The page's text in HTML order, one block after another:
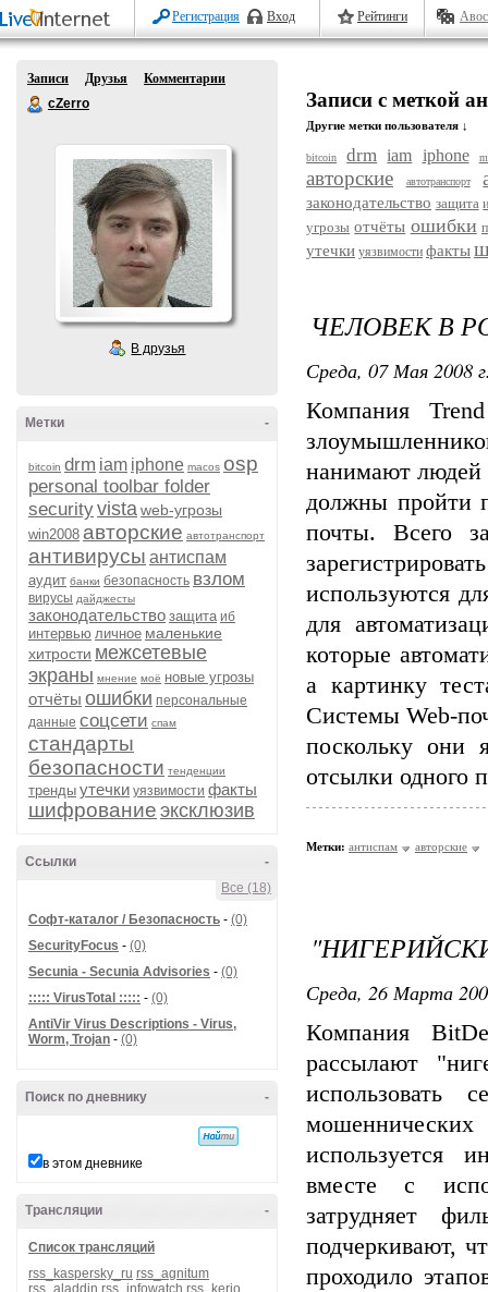
Регистрация Вход Рейтинги
Записи Друзья
Комментарии
cZerro
В друзья
-
Метки
bitcoin drm iam iphone macos osp
personal toolbar folder
securityvistaweb-угрозы
win2008 авторские автотранспорт
антивирусы антиспам
аудит банки безопасность взлом
вирусы дайджесты
законодательство защита иб
интервью личное маленькие
хитрости межсетевые
экраны мнение моё новые угрозы
отчёты ошибки персональные
данные соцсети спам
стандарты
безопасности тенденции
тренды утечки уязвимости факты
шифрование эксклюзив
-
Ссылки
Все (18)
Софт-каталог / Безопасность - (0)
SecurityFocus - (0)
Secunia - Secunia Advisories - (0)
::::: VirusTotal ::::: - (0)
AntiVir Virus Descriptions - Virus,
Worm, Trojan - (0)
-
Поиск по дневнику
в этом дневнике
-
Трансляции
Список трансляций
rss_kaspersky_ru rss_agnitum
rss_aladdin rss_infowatch rss_kerio
Записи с меткой
Другие метки пользователя ↓
bitcoin drm iam iphone
авторские автотранспорт
законодательство защита
угрозы отчёты ошибки
утечки уязвимости факты
ЧЕЛОВЕК В
Среда, 07 Мая 2008
Компания
нанимают людей
должны пройти
почты. Всего
используются
для
которые
а картинку
Системы Web-
поскольку они
отсылки одного
Метки: антиспам авторские
Среда, 26 Марта
Компания
рассылают
использовать
используется
вместе с
затрудняет
подчеркивают,
проходило